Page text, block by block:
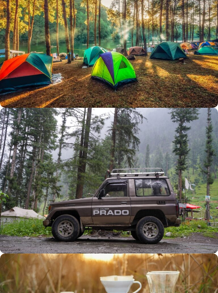
Büyük Yaz İndirimi
0
Günler
00
Hr
00
Min
00
SSK
Alışverişe Başla
ARAÇ AKSESUARLARI
SATIŞ VE MONTAJ